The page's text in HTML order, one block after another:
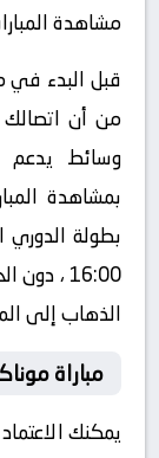
مشاهدة
قبل البدء في
من أن
وسائط يدعم
بمشاهدة
16:00 ،
الذهاب إلى
مباراة
يمكنك